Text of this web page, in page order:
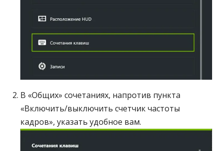
В «Общих» сочетаниях, напротив пункта
«Включить/выключить счетчик частоты
кадров», указать удобное вам.